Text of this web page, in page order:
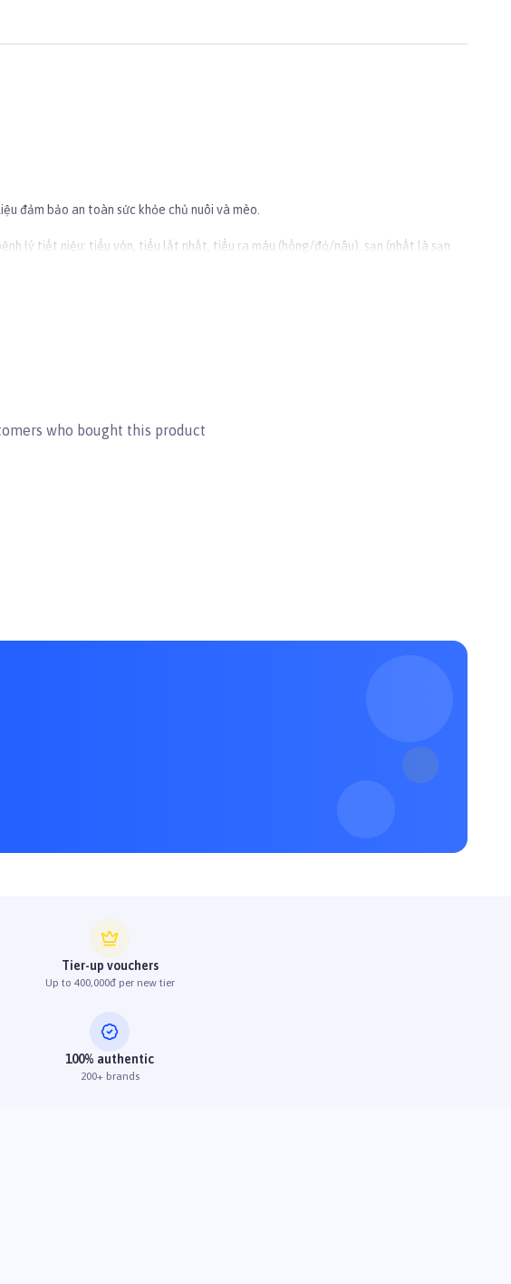
đảm bảo an toàn sức khỏe chủ nuôi và mèo.
lý tiết niệu: tiểu vón, tiểu lắt nhắt, tiểu ra máu (hồng/đỏ/nâu), sạn (nhất là sạn
hủy sinh học, thân thiện với môi trường.
who bought this product
Tier-up vouchers
Up to 400,000đ per new tier
100% authentic
200+ brands